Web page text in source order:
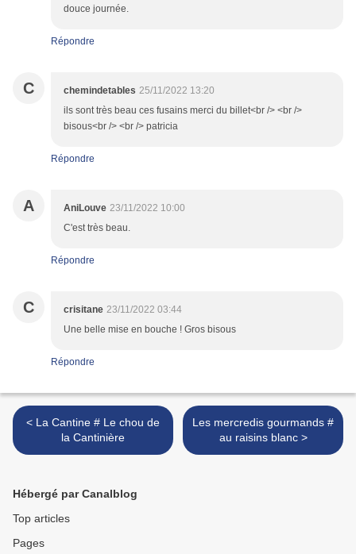
douce journée.
Répondre
C chemindetables 25/11/2022 13:20
ils sont très beau ces fusains merci du billet<br /> <br />
bisous<br /> <br /> patricia
Répondre
A AniLouve 23/11/2022 10:00
C'est très beau.
Répondre
C crisitane 23/11/2022 03:44
Une belle mise en bouche ! Gros bisous
Répondre
< La Cantine # Le chou de
la Cantinière
Les mercredis gourmands #
au raisins blanc >
Hébergé par Canalblog
Top articles
Pages